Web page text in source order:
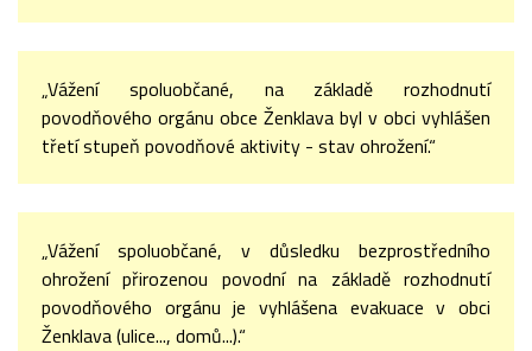
„Vážení spoluobčané, na základě rozhodnutí
povodňového orgánu obce Ženklava byl v obci vyhlášen
třetí stupeň povodňové aktivity - stav ohrožení.“
„Vážení spoluobčané, v důsledku bezprostředního
ohrožení přirozenou povodní na základě rozhodnutí
povodňového orgánu je vyhlášena evakuace v obci
Ženklava (ulice..., domů...).“